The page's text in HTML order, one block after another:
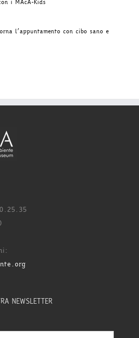
i MAcA-Kids
l’appuntamento con cibo sano e
NEWSLETTER